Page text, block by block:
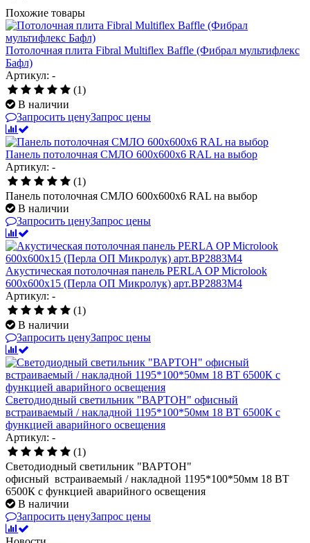
Похожие товары
Потолочная плита Fibral Multiflex Baffle (Фибрал мультифлекс
Бафл)
Артикул: -
(1)
В наличии
Запросить ценуЗапрос цены
Панель потолочная СМЛО 600x600x6 RAL на выбор
Артикул: -
(1)
Панель потолочная СМЛО 600x600x6 RAL на выбор
В наличии
Запросить ценуЗапрос цены
Акустическая потолочная панель PERLA OP Microlook
600x600x15 (Перла ОП Микролук) арт.BP2883M4
Артикул: -
(1)
В наличии
Запросить ценуЗапрос цены
Светодиодный светильник "ВАРТОН" офисный
встраиваемый / накладной 1195*100*50мм 18 ВТ 6500К с
функцией аварийного освещения
Артикул: -
(1)
Светодиодный светильник "ВАРТОН"
офисный встраиваемый / накладной 1195*100*50мм 18 ВТ
6500К с функцией аварийного освещения
В наличии
Запросить ценуЗапрос цены